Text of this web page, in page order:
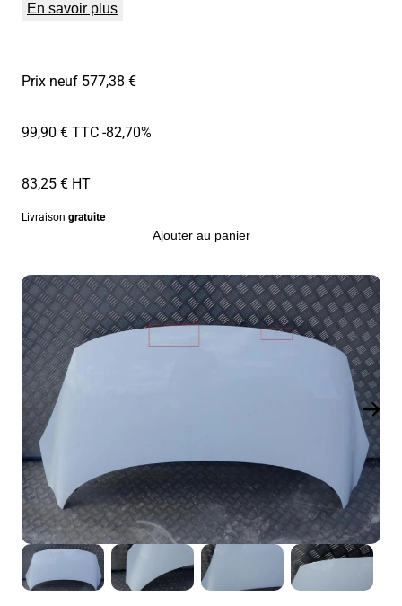
En savoir plus
Prix neuf 577,38 €
99,90 € TTC-82,70%
83,25 € HT
Livraison gratuite
Ajouter au panier